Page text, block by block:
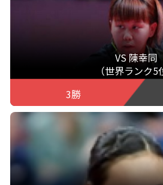
VS 陳幸同
（世界ランク5
3勝